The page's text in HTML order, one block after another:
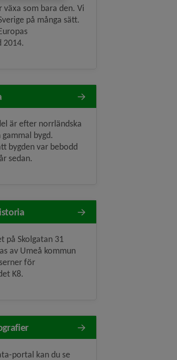
som bara den. Vi
på många sätt.
2014.
är efter norrländska
bygd.
bygden var bebodd
sedan.
på Skolgatan 31
av Umeå kommun
för
K8.
portal kan du se